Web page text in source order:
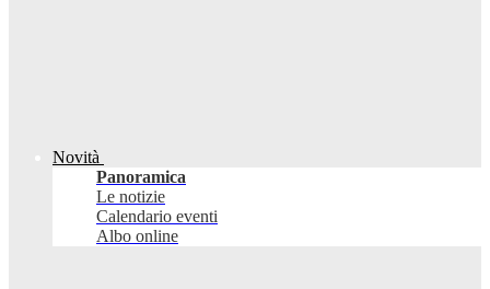
Novità
Panoramica
Le notizie
Calendario eventi
Albo online